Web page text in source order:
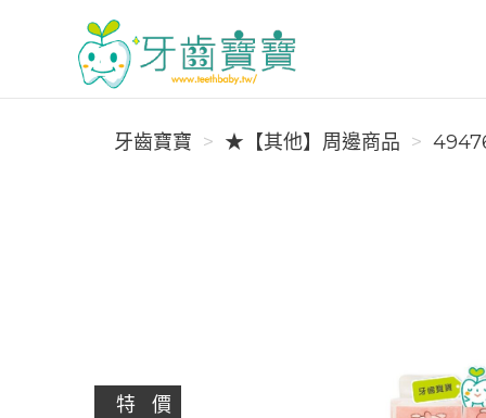
牙齒寶寶
牙齒寶寶
★【其他】周邊商品
特 價